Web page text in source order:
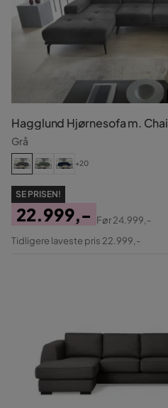
Hagglund Hjørnesofa m.
Grå
+20
SE PRISEN!
Pris
22.999,-
Original
Før24.999,-
Tidligere laveste pris 22.999,-